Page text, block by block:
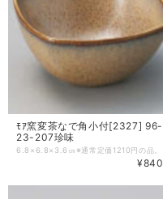
ﾓｱ窯変茶なで角小付[2327] 96-
23-207珍味
6.8×6.8×3.6㎝※通常定価1210円の品。
¥840